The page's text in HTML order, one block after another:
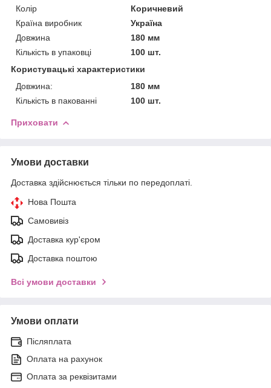
Колір
Коричневий
Країна виробник
Україна
Довжина
180 мм
Кількість в упаковці
100 шт.
Користувацькі характеристики
Довжина:
180 мм
Кількість в пакованні
100 шт.
Приховати
Умови доставки
Доставка здійснюється тільки по передоплаті.
Нова Пошта
Самовивіз
Доставка кур'єром
Доставка поштою
Всі умови доставки
Умови оплати
Післяплата
Оплата на рахунок
Оплата за реквізитами